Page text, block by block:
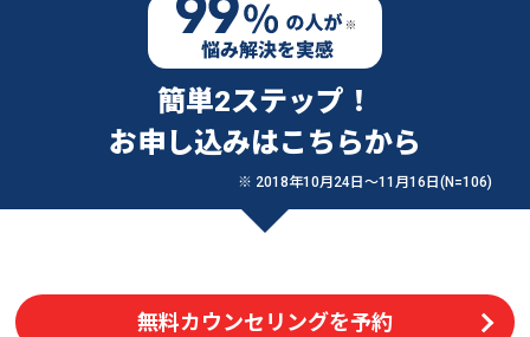
簡単2ステップ！
お申し込みはこちらから
※ 2018年10月24日〜11月16日(N=106)
無料カウンセリングを予約